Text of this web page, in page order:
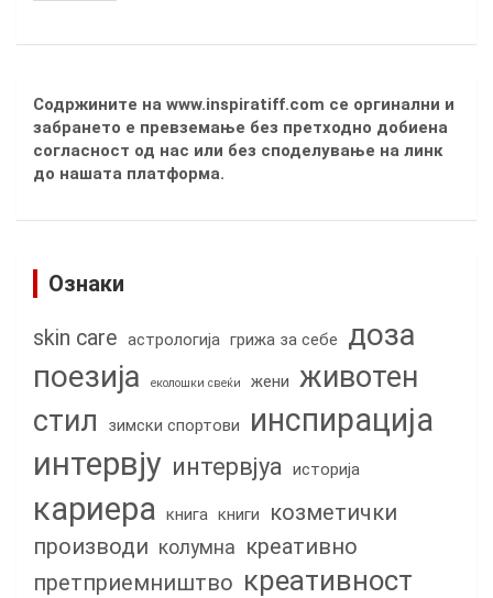
Содржините на www.inspiratiff.com се оргинални и
забрането е превземање без претходно добиена
согласност од нас или без споделување на линк
до нашата платформа.
Ознаки
skin care астрологија грижа за себе
доза
поезија
еколошки свеќи жени животен
стил
зимски спортови
инспирација
интервју интервјуа историја
кариера книга книги
козметички
производи колумна креативно
претприемништво креативност